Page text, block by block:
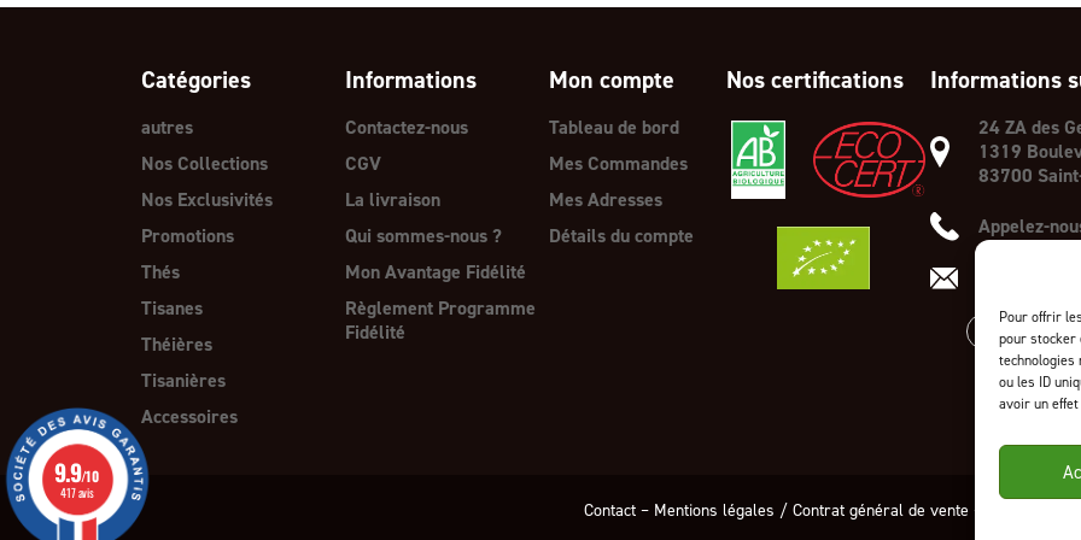
Pour offrir
pour stocker
ou les ID
avoir un
Catégories
autres
Nos Collections
Nos Exclusivités
Promotions
Thés
Tisanes
Théières
Tisanières
Accessoires
Informations
Contactez-nous
CGV
La livraison
Qui sommes-nous ?
Mon Avantage Fidélité
Règlement Programme
Fidélité
Mon compte
Tableau de bord
Mes Commandes
Mes Adresses
Détails du compte
Nos certifications Informations
24 ZA des
1319
83700
Appelez-
Contact – Mentions légales / Contrat général de vente – ©2024
9.9/10
417 avis